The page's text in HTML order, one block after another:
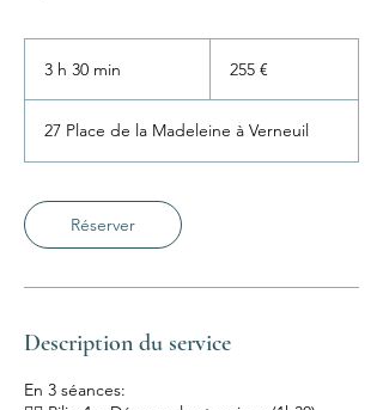
3 h 30 min
0
m
n
255 €
27 Place de la Madeleine à Verneuil
Réserver
Description du service
En 3 séances: